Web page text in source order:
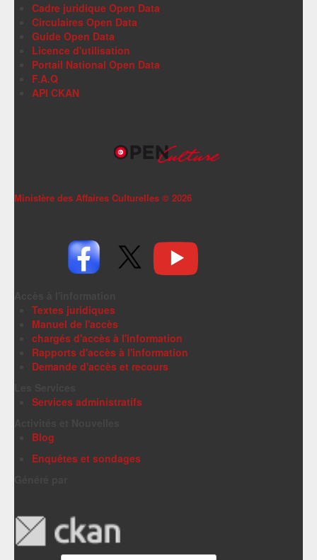
Cadre juridique Open Data
Circulaires Open Data
Guide Open Data
Licence d'utilisation
Portail National Open Data
F.A.Q
API CKAN
Ministère des Affaires Culturelles © 2026
Textes juridiques
Manuel de l'accès
chargés d'accès à l'information
Rapports d'accès à l'information
Demande d'accès et recours
Services administratifs
Blog
Enquêtes et sondages